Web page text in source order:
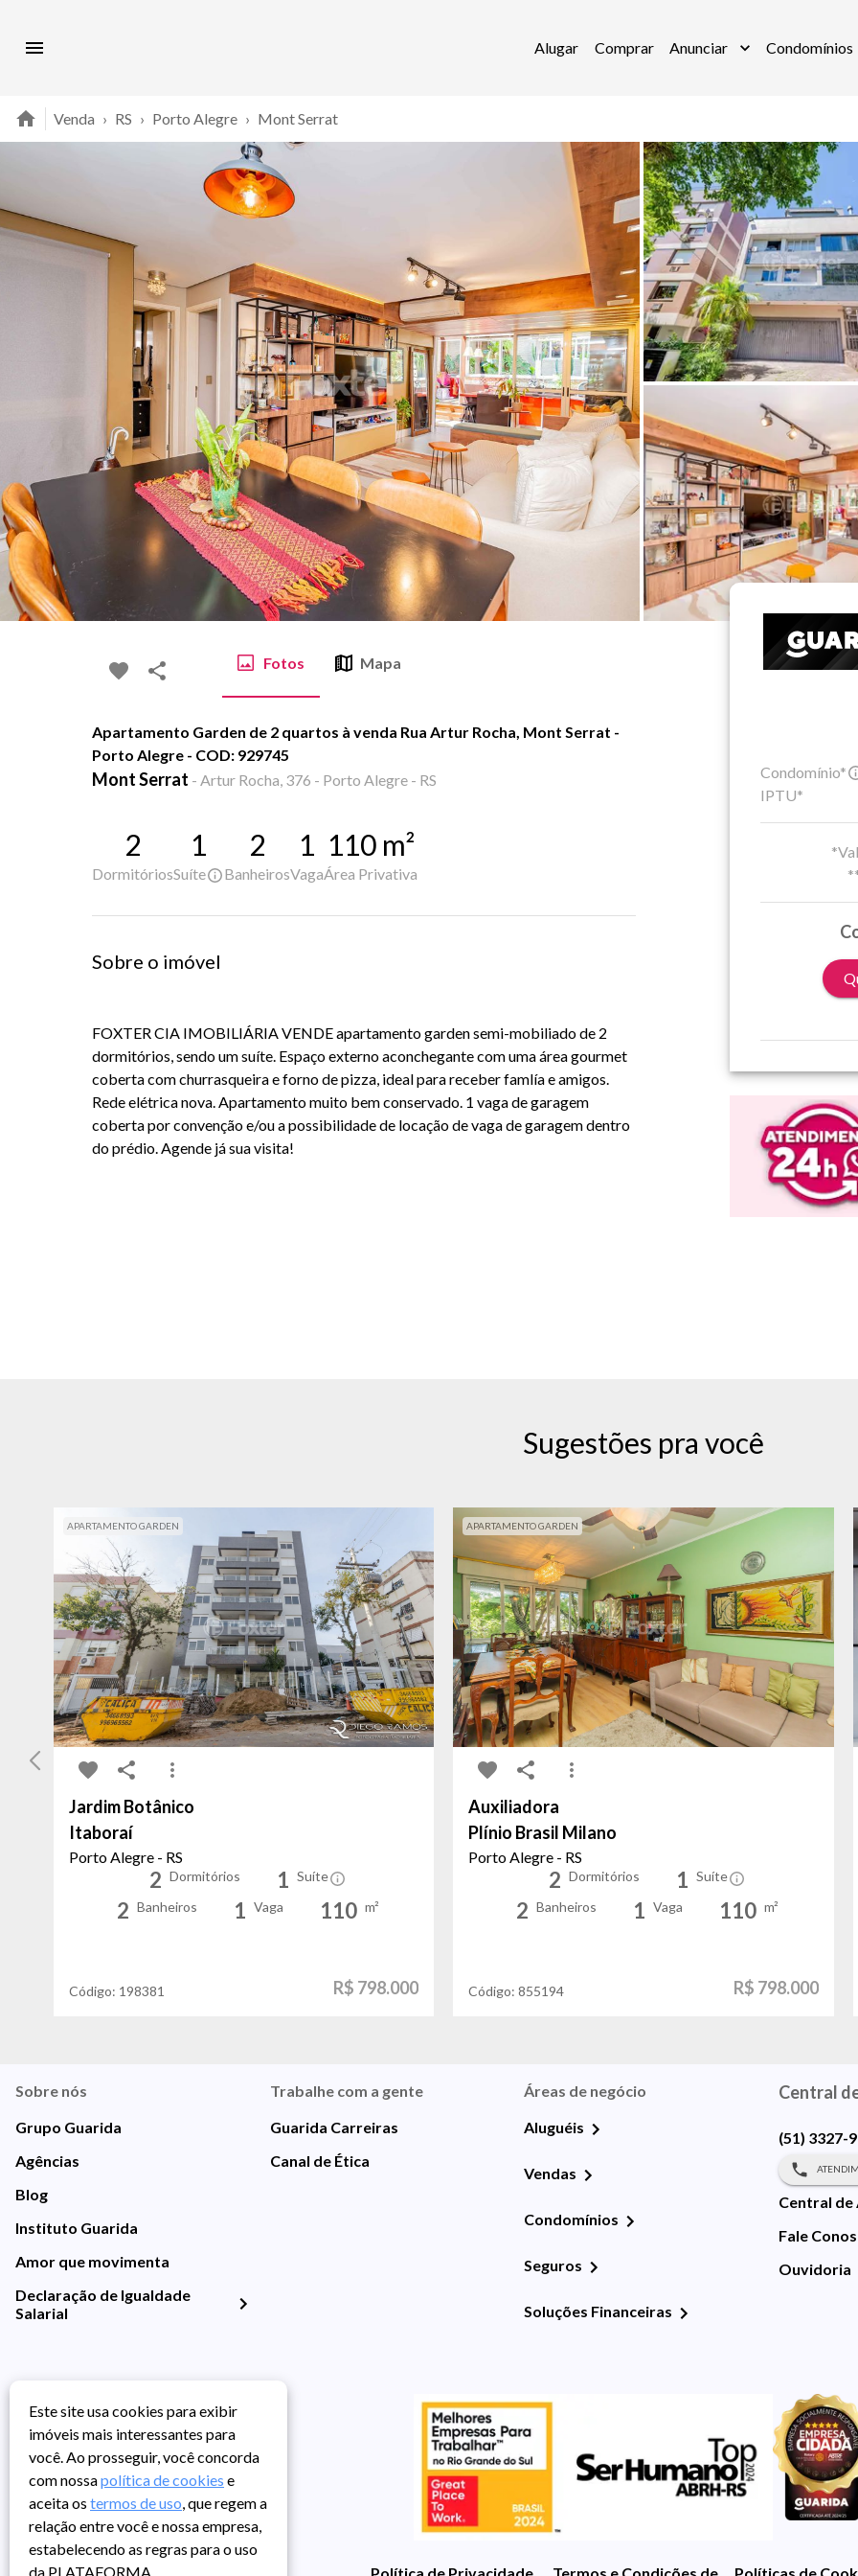
Alugar Comprar Anunciar Condomínios
Venda › RS › Porto Alegre › Mont Serrat
Fotos Mapa
Apartamento Garden de 2 quartos à venda Rua Artur Rocha, Mont Serrat -
Porto Alegre - COD: 929745
Mont Serrat - Artur Rocha, 376 - Porto Alegre - RS
2
Dormitórios
1
Suíte
2
Banheiros
1
Vaga
110 m²
Área Privativa
Sobre o imóvel
FOXTER CIA IMOBILIÁRIA VENDE apartamento garden semi-mobiliado de 2
dormitórios, sendo um suíte. Espaço externo aconchegante com uma área gourmet
coberta com churrasqueira e forno de pizza, ideal para receber famlía e amigos.
Rede elétrica nova. Apartamento muito bem conservado. 1 vaga de garagem
coberta por convenção e/ou a possibilidade de locação de vaga de garagem dentro
do prédio. Agende já sua visita!
Condomínio*
IPTU*
Sugestões pra você
APARTAMENTO GARDEN
Jardim Botânico
Itaboraí
Porto Alegre - RS
2 Dormitórios 1 Suíte
2 Banheiros 1 Vaga 110 m²
Código: 198381 R$ 798.000
APARTAMENTO GARDEN
Auxiliadora
Plínio Brasil Milano
Porto Alegre - RS
2 Dormitórios 1 Suíte
2 Banheiros 1 Vaga 110 m²
Código:855194 R$ 798.000
Sobre nós
Grupo Guarida
Agências
Blog
Instituto Guarida
Amor que movimenta
Declaração de Igualdade
Salarial
Trabalhe com a gente
Guarida Carreiras
Canal de Ética
Áreas de negócio
Aluguéis
Vendas
Condomínios
Seguros
Soluções Financeiras
Central
(51) 3327-
Central de
Fale
Ouvidoria
Política de Privacidade Termos e Condições de UsoPolíticas de
Este site usa cookies para exibir
imóveis mais interessantes para
você. Ao prosseguir, você concorda
com nossapolítica de cookies e
aceita os termos de uso, que regem a
relação entre você e nossa empresa,
estabelecendo as regras para o uso
da PLATAFORMA.